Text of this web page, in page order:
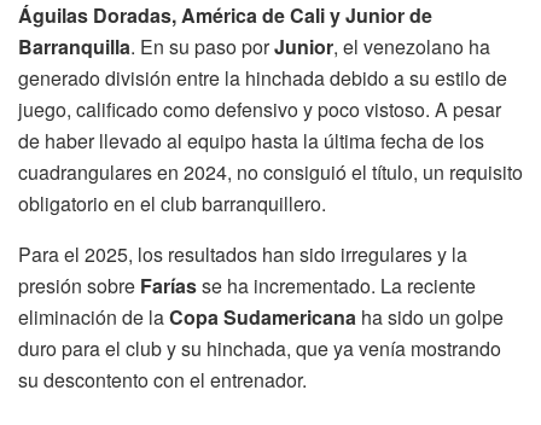
Águilas Doradas, América de Cali y Junior de
Barranquilla. En su paso porJunior, el venezolano ha
generado división entre la hinchada debido a su estilo de
juego, calificado como defensivo y poco vistoso. A pesar
de haber llevado al equipo hasta la última fecha de los
cuadrangulares en 2024, no consiguió el título, un requisito
obligatorio en el club barranquillero.
Para el 2025, los resultados han sido irregulares y la
presión sobre Faríasse ha incrementado. La reciente
eliminación de laCopa Sudamericana ha sido un golpe
duro para el club y su hinchada, que ya venía mostrando
su descontento con el entrenador.